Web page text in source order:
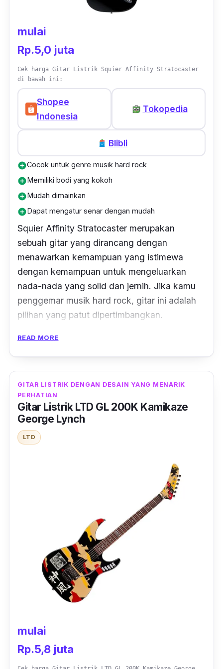
mulai
Rp.5,0 juta
Cek harga Gitar Listrik Squier Affinity Stratocaster
di bawah ini:
Shopee
Indonesia
Tokopedia
Blibli
add_circleCocok untuk genre musik hard rock
add_circleMemiliki bodi yang kokoh
add_circleMudah dimainkan
add_circleDapat mengatur senar dengan mudah
Squier Affinity Stratocaster merupakan
sebuah gitar yang dirancang dengan
menawarkan kemampuan yang istimewa
dengan kemampuan untuk mengeluarkan
nada-nada yang solid dan jernih. Jika kamu
penggemar musik hard rock, gitar ini adalah
pilihan yang patut dipertimbangkan.
Fitur lain yang ditawarkan dari gitar listrik ini
adalah adanya 3 buahpickup single-coil
denganswitch5 arah sertamapleyang bisa
dengan mudah kamu mainkan dengan 21
yang berukuran
Squier Affinity Series Stratocaster Electric
Guitar terbuat dari bodi
Headstock
bergaya klasik tahun 70-an serta bagian
dari gitar ini juga bisa memberi
kenyamanan ekstra saat memainkannya.
tuning die-cast
memudahkan kamu mengatur senar untuk
menyesuaikanpitchnada yang dihasilkan.
READ MORE
GITAR LISTRIK DENGAN DESAIN YANG MENARIK
PERHATIAN
Gitar Listrik LTD GL 200K Kamikaze
George Lynch
LTD
mulai
Rp.5,8 juta